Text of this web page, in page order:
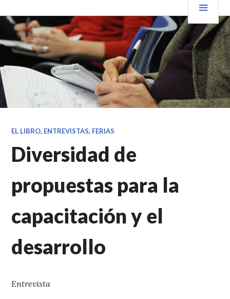
al
contenido.
VENDER+LIBROS NOTICIAS
EL LIBRO, ENTREVISTAS, FERIAS
Diversidad de
propuestas para la
capacitación y el
desarrollo
Entrevista